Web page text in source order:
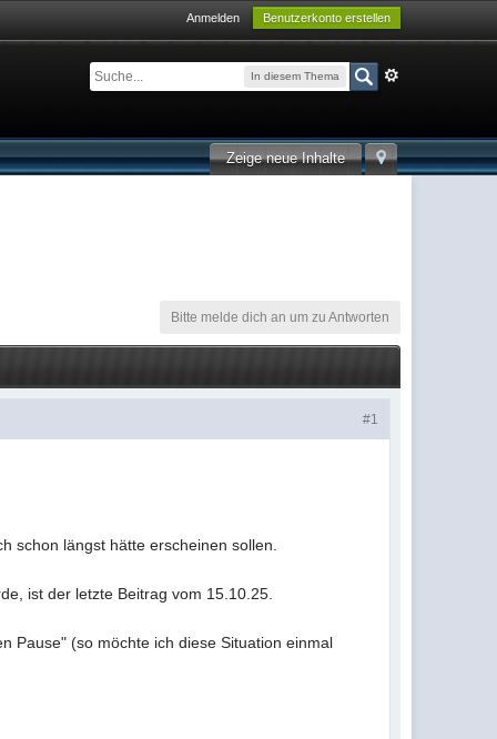
Anmelden Benutzerkonto erstellen
In diesem Thema
Zeige neue Inhalte
Bitte melde dich an um zu Antworten
#1
schon längst hätte erscheinen sollen.
ist der letzte Beitrag vom 15.10.25.
Pause" (so möchte ich diese Situation einmal